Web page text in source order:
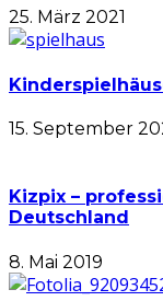
25. März 2021
15. September
Kizpix –
Deutschland
8. Mai 2019